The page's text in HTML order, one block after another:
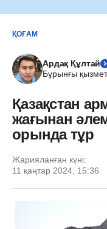
ҚОҒАМ
Ардақ Құлтай
Бұрынғы
Қазақстан
жағынан
орында тұр
Жарияланған күні:
11 қаңтар 2024, 15:36